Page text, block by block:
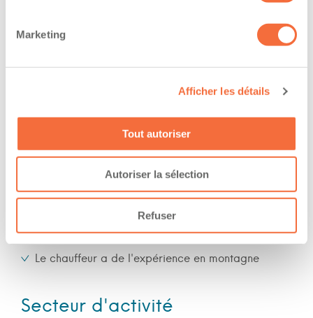
Marketing
Afficher les détails
Tout autoriser
Autoriser la sélection
Refuser
work at/during :
Jour
Expérience
Nombre d'années d'expériences 5 ans
Le chauffeur a de l'expérience en forêt
Le chauffeur a de l'expérience en montagne
Secteur d'activité